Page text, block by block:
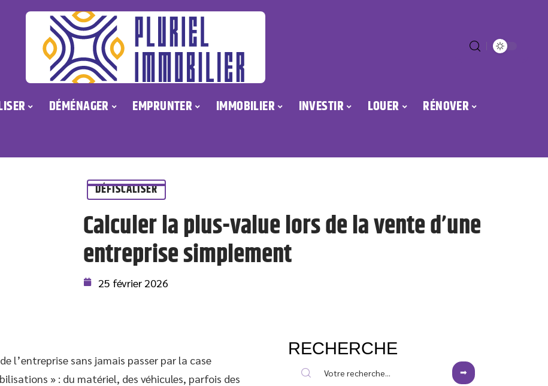
DÉMÉNAGER EMPRUNTER IMMOBILIER INVESTIR LOUER RÉNOVER
DÉFISCALISER
Calculer la plus-value lors de la vente d’une
entreprise simplement
25 février 2026
l’entreprise sans jamais passer par la case
» : du matériel, des véhicules, parfois des
RECHERCHE